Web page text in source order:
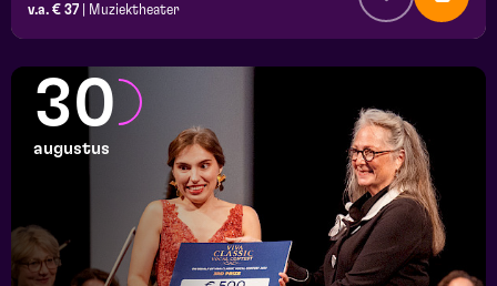
v.a. € 37
Muziektheater
30
augustus